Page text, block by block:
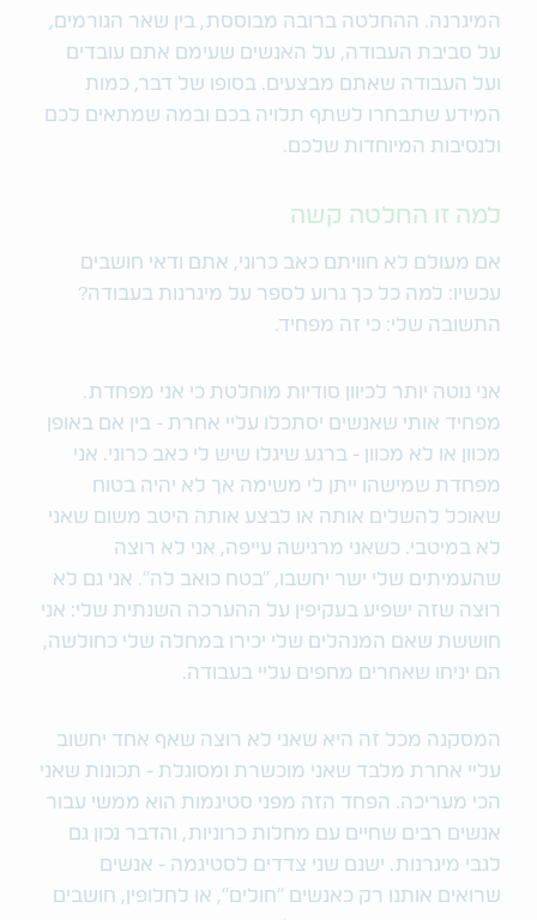
המיגרנה. ההחלטה ברובה מבוססת, בין שאר הגורמים,
על סביבת העבודה, על האנשים שעימם אתם עובדים
ועל העבודה שאתם מבצעים. בסופו של דבר, כמות
המידע שתבחרו לשתף תלויה בכם ובמה שמתאים לכם
ולנסיבות המיוחדות שלכם.
למה זו החלטה קשה
אם מעולם לא חוויתם כאב כרוני, אתם ודאי חושבים
עכשיו: למה כל כך גרוע לספר על מיגרנות בעבודה?
התשובה שלי: כי זה מפחיד.
אני נוטה יותר לכיוון סודיות מוחלטת כי אני מפחדת.
מפחיד אותי שאנשים יסתכלו עליי אחרת - בין אם באופן
מכוון או לא מכוון - ברגע שיגלו שיש לי כאב כרוני. אני
מפחדת שמישהו ייתן לי משימה אך לא יהיה בטוח
שאוכל להשלים אותה או לבצע אותה היטב משום שאני
לא במיטבי. כשאני מרגישה עייפה, אני לא רוצה
שהעמיתים שלי ישר יחשבו, "בטח כואב לה". אני גם לא
רוצה שזה ישפיע בעקיפין על ההערכה השנתית שלי: אני
חוששת שאם המנהלים שלי יכירו במחלה שלי כחולשה,
הם יניחו שאחרים מחפים עליי בעבודה.
המסקנה מכל זה היא שאני לא רוצה שאף אחד יחשוב
עליי אחרת מלבד שאני מוכשרת ומסוגלת - תכונות שאני
הכי מעריכה. הפחד הזה מפני סטיגמות הוא ממשי עבור
אנשים רבים שחיים עם מחלות כרוניות, והדבר נכון גם
לגבי מיגרנות. ישנם שני צדדים לסטיגמה - אנשים
שרואים אותנו רק כאנשים "חולים", או לחלופין, חושבים